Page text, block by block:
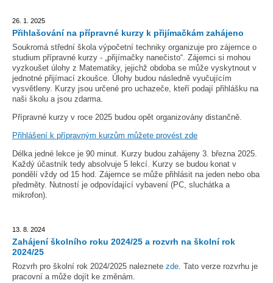
26. 1. 2025
Přihlašování na přípravné kurzy k přijímačkám zahájeno
Soukromá střední škola výpočetní techniky organizuje pro zájemce o
studium přípravné kurzy - „přijímačky nanečisto“. Zájemci si mohou
vyzkoušet úlohy z Matematiky, jejichž obdoba se může vyskytnout v
jednotné přijímací zkoušce. Úlohy budou následně vyučujícím
vysvětleny. Kurzy jsou určené pro uchazeče, kteří podají přihlášku na
naši školu a jsou zdarma.
Přípravné kurzy v roce 2025 budou opět organizovány distančně.
Přihlášení k přípravným kurzům můžete provést zde
Délka jedné lekce je 90 minut. Kurzy budou zahájeny 3. března 2025.
Každý účastník tedy absolvuje 5 lekcí. Kurzy se budou konat v
pondělí vždy od 15 hod. Zájemce se může přihlásit na jeden nebo oba
předměty. Nutností je odpovídající vybavení (PC, sluchátka a
mikrofon).
13. 8. 2024
Zahájení školního roku 2024/25 a rozvrh na školní rok
2024/25
Rozvrh pro školní rok 2024/2025 naleznete zde. Tato verze rozvrhu je
pracovní a může dojít ke změnám.